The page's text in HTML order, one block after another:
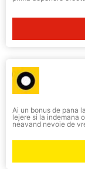
Ai un bonus de pana
lejere si la indemana
neavand nevoie de